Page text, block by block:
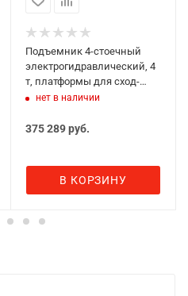
Подъемник 4-стоечный
электрогидравлический, 4
т, платформы для сход-
развала, ручн.траверса,
4W4.3+KRWJ2N
нет в наличии
375 289руб.
В КОРЗИНУ